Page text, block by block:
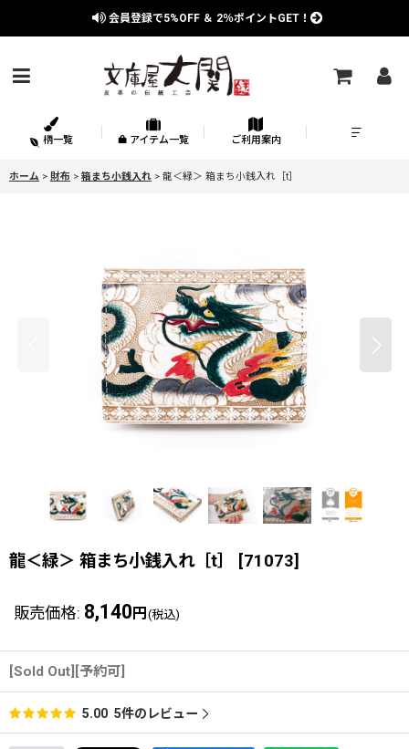
会員登録で5%OFF ＆ 2％ポイントGET！
柄一覧 アイテム一覧 ご利用案内
ホーム > 財布 > 箱まち小銭入れ > 龍＜緑＞ 箱まち小銭入れ［t］
龍＜緑＞ 箱まち小銭入れ［t］ [71073]
販売価格: 8,140 円 (税込)
[Sold Out][予約可]
5.00 5件のレビュー